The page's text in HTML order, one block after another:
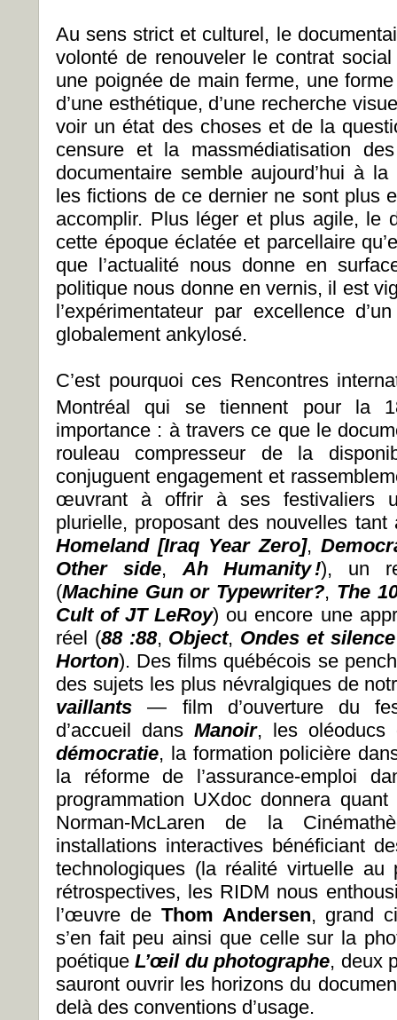
Au sens strict et culturel, le
volonté de renouveler le contrat
une poignée de main ferme, une
d’une esthétique, d’une recherche
voir un état des choses et de la
censure et la massmédiatisation
documentaire semble aujourd’hui à
les fictions de ce dernier ne sont plus
accomplir. Plus léger et plus agile, le
cette époque éclatée et parcellaire
que l’actualité nous donne en
politique nous donne en vernis, il est
l’expérimentateur par excellence
globalement ankylosé.
C’est pourquoi ces Rencontres
Montréal qui se tiennent pour la
importance : à travers ce que le
rouleau compresseur de la
conjuguent engagement et
œuvrant à offrir à ses festivaliers
plurielle, proposant des nouvelles
Homeland [Iraq Year Zero],
Other side,Ah Humanity !), un
(Machine Gun or Typewriter?, The
Cult of JT LeRoy) ou encore une
réel (88 :88, Object, Ondes et silence
Horton). Des films québécois se
des sujets les plus névralgiques de
vaillants — film d’ouverture du
d’accueil dans Manoir, les
démocratie, la formation policière
la réforme de l’assurance-emploi
programmation UXdoc donnera
Norman-McLaren de la
installations interactives bénéficiant
technologiques (la réalité virtuelle
rétrospectives, les RIDM nous
l’œuvre de Thom Andersen, grand
s’en fait peu ainsi que celle sur la
poétiqueL’œil du photographe, deux
sauront ouvrir les horizons du
delà des conventions d’usage.